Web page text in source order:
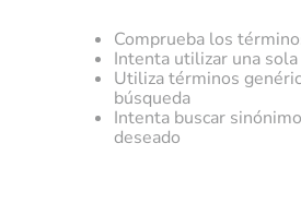
Comprueba los
Intenta utilizar una
Utiliza términos
búsqueda
Intenta buscar
deseado